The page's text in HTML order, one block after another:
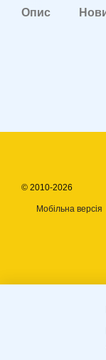
Опис
© 2010-2026
Мобільна версія
Інтернет-магазин